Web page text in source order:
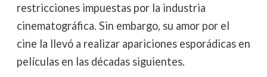
restricciones impuestas por la industria
cinematográfica. Sin embargo, su amor por el
cine la llevó a realizar apariciones esporádicas en
películas en las décadas siguientes.